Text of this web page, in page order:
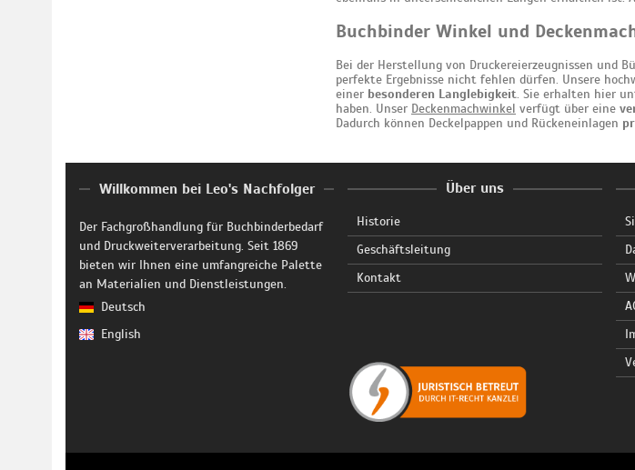
Buchbinder Winkel und
Bei der Herstellung von Druckereierzeugnissen und
perfekte Ergebnisse nicht fehlen dürfen. Unsere
einer besonderen Langlebigkeit. Sie erhalten hier
haben. Unser Deckenmachwinkel verfügt über eine
Dadurch können Deckelpappen und Rückeneinlagen
Willkommen bei Leo's Nachfolger
Der Fachgroßhandlung für Buchbinderbedarf
und Druckweiterverarbeitung. Seit 1869
bieten wir Ihnen eine umfangreiche Palette
an Materialien und Dienstleistungen.
Deutsch
English
Über uns
Historie
Geschäftsleitung
Kontakt